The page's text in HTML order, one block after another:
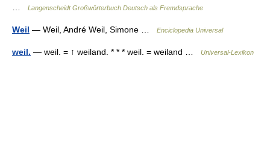
Langenscheidt Großwörterbuch Deutsch als Fremdsprache
Weil — Weil, André Weil, Simone … Enciclopedia Universal
weil. — weil. = ↑ weiland. * * * weil. = weiland … Universal-Lexikon